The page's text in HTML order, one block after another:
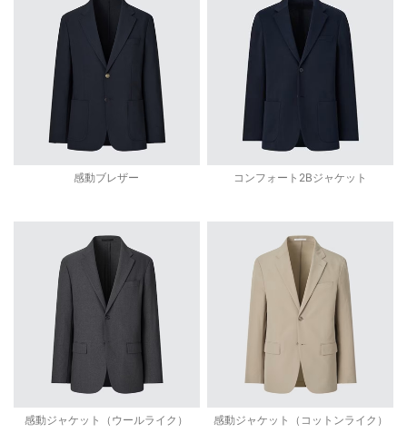
感動ブレザー コンフォート2Bジャケット
感動ジャケット（ウールライク） 感動ジャケット（コットンライク）